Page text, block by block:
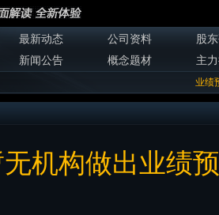
最新动态 公司资料
股
新闻公告
概念题材 主
业绩
机构做出业绩